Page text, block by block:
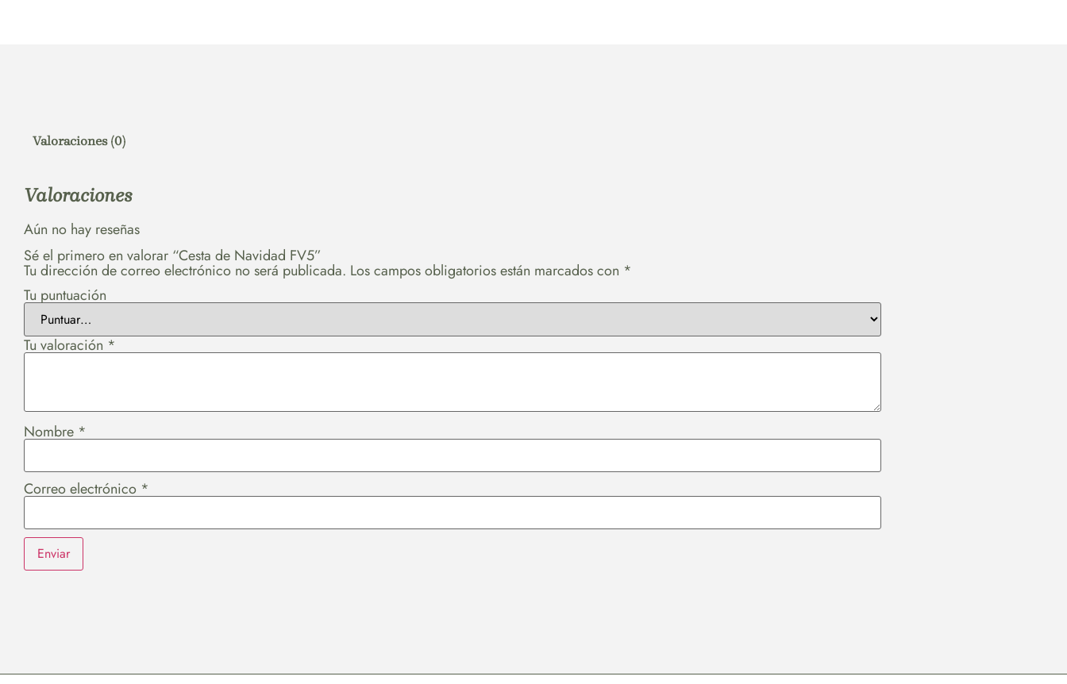
Valoraciones (0)
Valoraciones
Aún no hay reseñas
Sé el primero en valorar “Cesta de Navidad FV5”
Tu dirección de correo electrónico no será publicada. Los campos obligatorios están marcados con *
Tu puntuación
Tu valoración *
Nombre *
Correo electrónico *